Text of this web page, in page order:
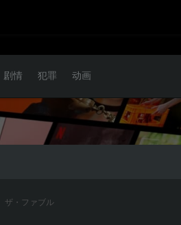
剧情 犯罪 动画
ザ・ファブル